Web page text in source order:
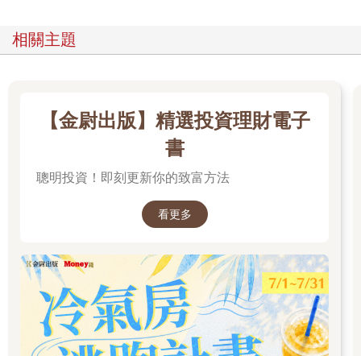
並沒有太多的工作消失。放到整體經濟來看，這些消失的工作根
最大的挑戰，因為工作模式改變了，這影響的是全球數十億人，
而變化的速度正在加快。
來看看克莉絲汀動手術的例子。她上次輪班是做傳統手術，後來
經過六個月，她又把一位攝護腺病患推入手術室，不過這次迎接
她的是一台巨大的機器人。機器人有四隻手臂，重達約四百五十
五公斤左右，主治醫師將機器人連接到病患的身體。隨後他們脫
下手術服，走到距離病患約五公尺）的控制台，整場手術都是靠
克莉絲汀只能站在旁邊，看著主治醫師操控機器人的手臂，將病
患的身體組織拉取並分離。操作機器人的手術，有別於傳統外科
手術，就像使用iPhone一樣簡單，醫師可以獨力完成整台手術。
主治醫師也知道克莉絲汀需要練習，也希望給她機會，但也知道
她的速度較慢，容易出錯，一旦讓她操作，就只能獨自承擔風
險。動作慢，就會拉長麻醉時間，徒增中風的風險；出錯了，出
相關主題
【金尉出版】精選投資理財電子
書
聰明投資！即刻更新你的致富方法
看更多